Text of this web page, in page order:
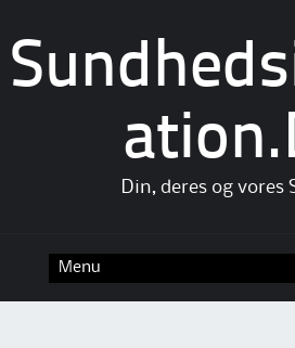
Din, deres og vores